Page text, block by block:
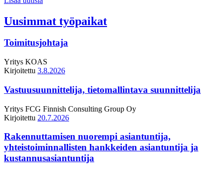
Uusimmat työpaikat
Toimitusjohtaja
Yritys KOAS
Kirjoitettu 3.8.2026
Vastuusuunnittelija, tietomallintava suunnittelija
Yritys FCG Finnish Consulting Group Oy
Kirjoitettu 20.7.2026
Rakennuttamisen nuorempi asiantuntija,
yhteistoiminnallisten hankkeiden asiantuntija ja
kustannusasiantuntija